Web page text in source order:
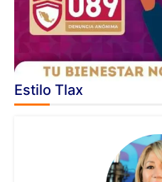
Estilo Tlax